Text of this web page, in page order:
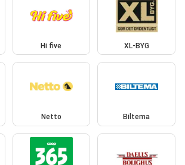
Hi five XL-BYG
Netto Biltema